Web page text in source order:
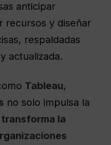
anticipar
recursos y diseñar
respaldadas
actualizada.
Tableau,
no solo impulsa la
transforma la